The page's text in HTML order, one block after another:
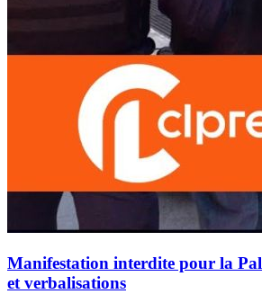
Manifestation interdite pour la
et verbalisations